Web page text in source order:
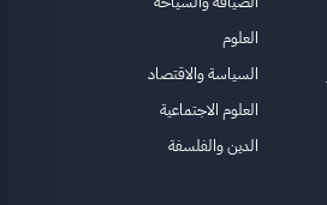
العلوم
السياسة والاقتصاد
العلوم الاجتماعية
الدين والفلسفة